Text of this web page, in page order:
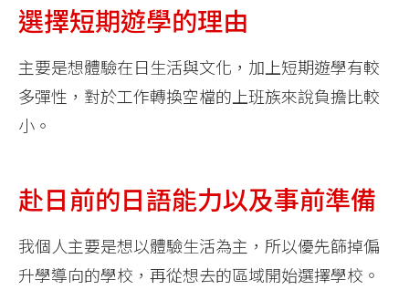
選擇短期遊學的理由
主要是想體驗在日生活與文化，加上短期遊學有較
多彈性，對於工作轉換空檔的上班族來說負擔比較
小。
赴日前的日語能力以及事前準備
我個人主要是想以體驗生活為主，所以優先篩掉偏
升學導向的學校，再從想去的區域開始選擇學校。